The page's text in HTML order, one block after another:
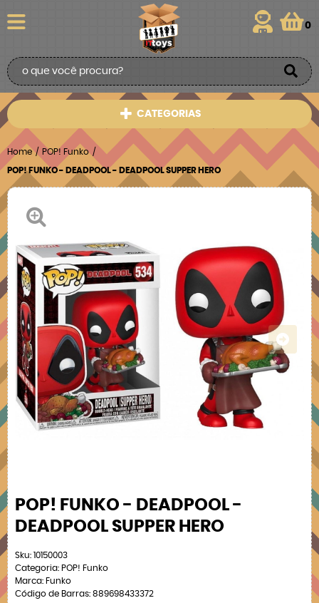
0
CATEGORIAS
Home POP! Funko
POP! FUNKO - DEADPOOL - DEADPOOL SUPPER HERO
POP! FUNKO - DEADPOOL -
DEADPOOL SUPPER HERO
Sku: 10150003
Categoria: POP! Funko
Marca: Funko
Código de Barras: 889698433372